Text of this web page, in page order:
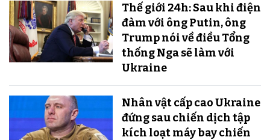
Thế giới 24h: Sau khi điện
đàm với ông Putin, ông
Trump nói về điều Tổng
thống Nga sẽ làm với
Ukraine
Nhân vật cấp cao Ukraine
đứng sau chiến dịch tập
kích loạt máy bay chiến